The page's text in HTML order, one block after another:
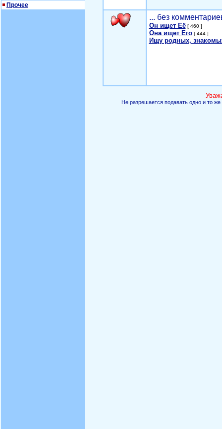
Прочее
... без
Он ищет Её[ 460 ]
Она ищет Его[ 444 ]
Ищу родных,
Не разрешается подавать одно и то